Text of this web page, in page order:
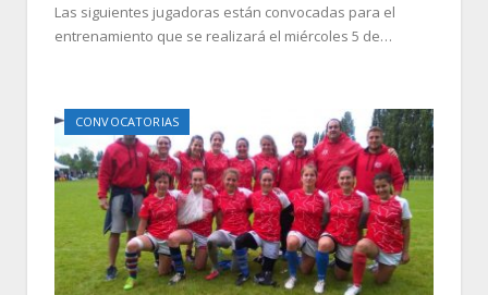
Las siguientes jugadoras están convocadas para el
entrenamiento que se realizará el miércoles 5 de…
CONVOCATORIAS